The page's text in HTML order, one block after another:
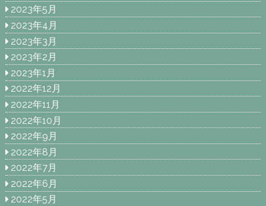
2023年5月
2023年4月
2023年3月
2023年2月
2023年1月
2022年12月
2022年11月
2022年10月
2022年9月
2022年8月
2022年7月
2022年6月
2022年5月